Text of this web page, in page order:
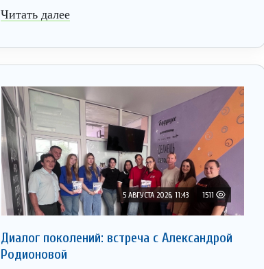
Читать далее
5 АВГУСТА 2026, 11:43 1511
Диалог поколений: встреча с Александрой
Родионовой